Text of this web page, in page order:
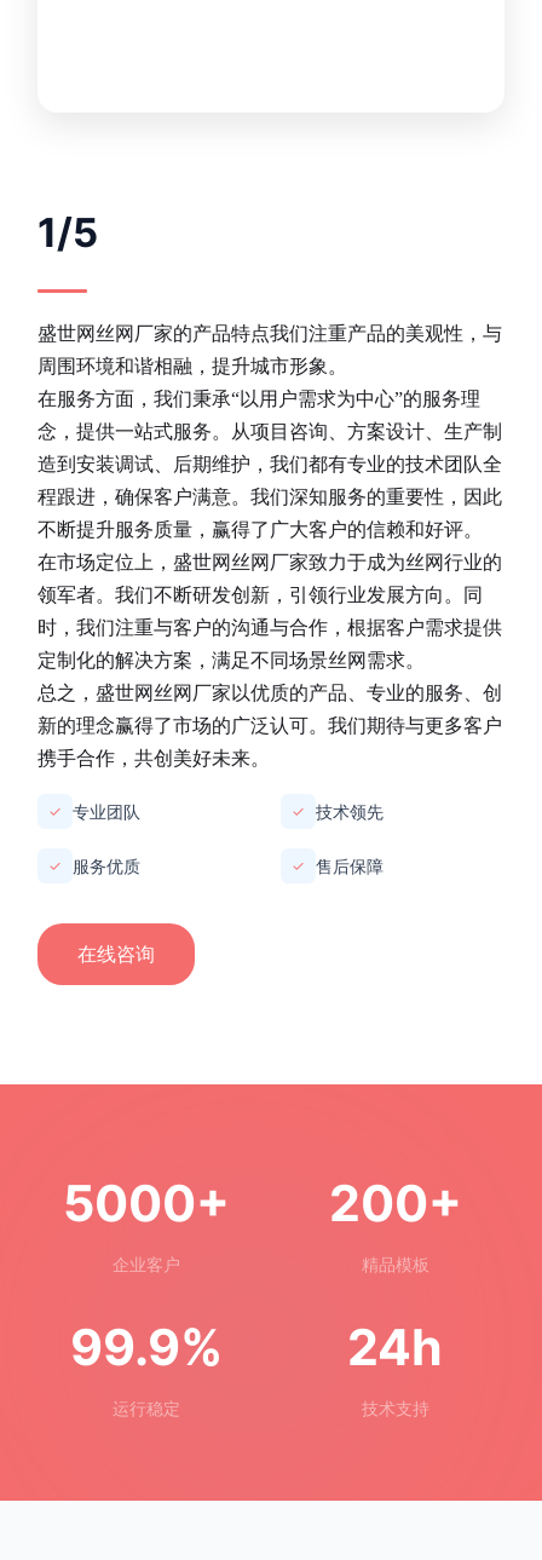
1/5
盛世网丝网厂家的产品特点我们注重产品的美观性，与
周围环境和谐相融，提升城市形象。
在服务方面，我们秉承“以用户需求为中心”的服务理
念，提供一站式服务。从项目咨询、方案设计、生产制
造到安装调试、后期维护，我们都有专业的技术团队全
程跟进，确保客户满意。我们深知服务的重要性，因此
不断提升服务质量，赢得了广大客户的信赖和好评。
在市场定位上， 盛世网丝网厂家致力于成为丝网行业的
领军者。我们不断研发创新，引领行业发展方向。同
时，我们注重与客户的沟通与合作，根据客户需求提供
定制化的解决方案，满足不同场景丝网需求。
总之， 盛世网丝网厂家以优质的产品、专业的服务、创
新的理念赢得了市场的广泛认可。我们期待与更多客户
携手合作，共创美好未来。
✓ 专业团队 ✓ 技术领先
✓ 服务优质 ✓ 售后保障
在线咨询
5000+
企业客户
200+
精品模板
99.9%
运行稳定
24h
技术支持